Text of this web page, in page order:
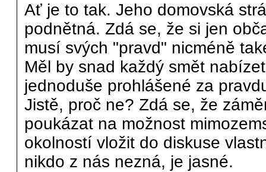
Ať je to tak. Jeho domovská
podnětná. Zdá se, že si jen
musí svých "pravd" nicméně
Měl by snad každý smět
jednoduše prohlášené za
Jistě, proč ne? Zdá se, že
poukázat na možnost
okolností vložit do diskuse
nikdo z nás nezná, je jasné.